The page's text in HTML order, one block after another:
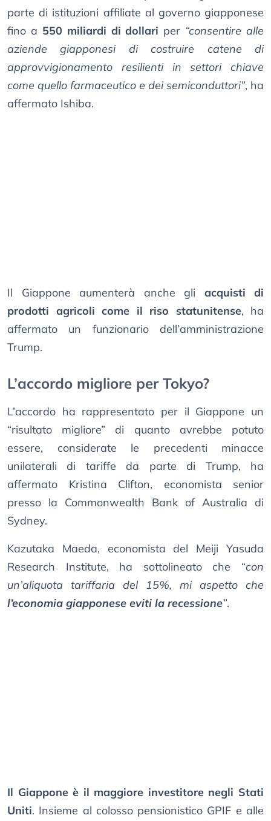
parte di istituzioni affiliate al governo giapponese
fino a 550 miliardi di dollari per “consentire alle
aziende giapponesi di costruire catene di
approvvigionamento resilienti in settori chiave
come quello farmaceutico e dei semiconduttori”, ha
affermato Ishiba.
Il Giappone aumenterà anche gli acquisti di
prodotti agricoli come il riso statunitense, ha
affermato un funzionario dell’amministrazione
Trump.
L’accordo migliore per Tokyo?
L’accordo ha rappresentato per il Giappone un
“risultato migliore” di quanto avrebbe potuto
essere, considerate le precedenti minacce
unilaterali di tariffe da parte di Trump, ha
affermato Kristina Clifton, economista senior
presso la Commonwealth Bank of Australia di
Sydney.
Kazutaka Maeda, economista del Meiji Yasuda
Research Institute, ha sottolineato che “con
un’aliquota tariffaria del 15%, mi aspetto che
l’economia giapponese eviti la recessione”.
Il Giappone è il maggiore investitore negli Stati
Uniti. Insieme al colosso pensionistico GPIF e alle